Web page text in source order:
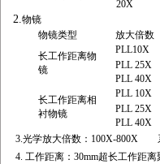
20X
2. 物镜
物镜类型
放大倍数
长工作距离物
镜
PLL10X
PLL 25X
PLL 40X
长工作距离相
衬物镜
PLL 10X
PLL 25X
PLL 40X
3. 光学放大倍数： 100X-800X
4. 工作距离： 30mm超长工作距